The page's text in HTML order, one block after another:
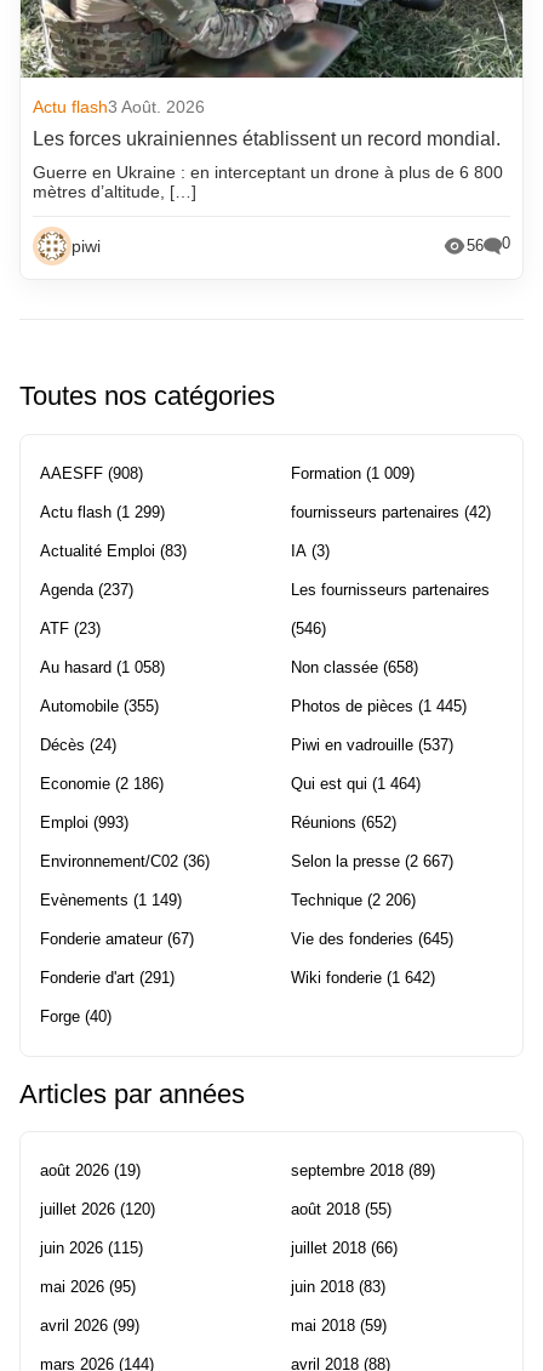
Actu flash3 Août. 2026
Les forces ukrainiennes établissent un record mondial.
Guerre en Ukraine : en interceptant un drone à plus de 6 800
mètres d’altitude, […]
piwi 56 0
Toutes nos catégories
AAESFF (908)
Actu flash (1 299)
Actualité Emploi (83)
Agenda (237)
ATF (23)
Au hasard (1 058)
Automobile (355)
Décès (24)
Economie (2 186)
Emploi (993)
Environnement/C02 (36)
Evènements (1 149)
Fonderie amateur(67)
Fonderie d'art (291)
Forge (40)
Formation (1 009)
fournisseurs partenaires (42)
IA (3)
Les fournisseurs partenaires
(546)
Non classée (658)
Photos de pièces (1 445)
Piwi en vadrouille (537)
Qui est qui (1 464)
Réunions (652)
Selon la presse (2 667)
Technique (2 206)
Vie des fonderies (645)
Wiki fonderie (1 642)
Articles par années
août 2026 (19)
juillet 2026 (120)
juin 2026 (115)
mai 2026 (95)
avril 2026 (99)
mars 2026 (144)
septembre 2018 (89)
août 2018 (55)
juillet 2018 (66)
juin 2018 (83)
mai 2018 (59)
avril 2018 (88)